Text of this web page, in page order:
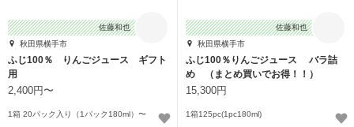
佐藤和也
秋田県横手市
ふじ100％ りんごジュース ギフト
用
2,400円〜
1箱 20パック入り（1パック180ml）〜
佐藤和也
秋田県横手市
ふじ100％りんごジュース バラ詰
め （まとめ買いでお得！！）
15,300円
1箱125pc(1pc180ml)